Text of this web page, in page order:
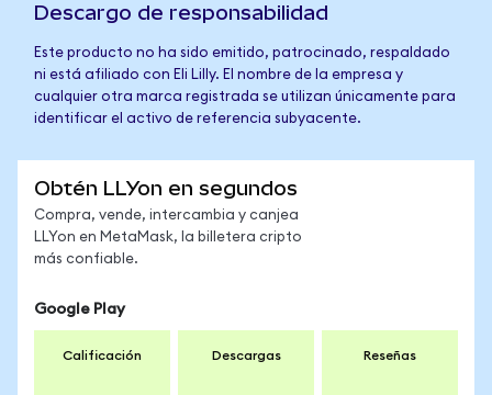
Descargo de responsabilidad
Este producto no ha sido emitido, patrocinado, respaldado
ni está afiliado con Eli Lilly. El nombre de la empresa y
cualquier otra marca registrada se utilizan únicamente para
identificar el activo de referencia subyacente.
Obtén LLYon en segundos
Compra, vende, intercambia y canjea
LLYon en MetaMask, la billetera cripto
más confiable.
Google Play
Calificación Descargas Reseñas